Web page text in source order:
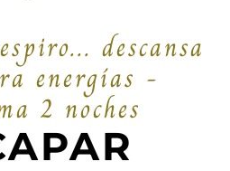
descansa
energías -
2 noches